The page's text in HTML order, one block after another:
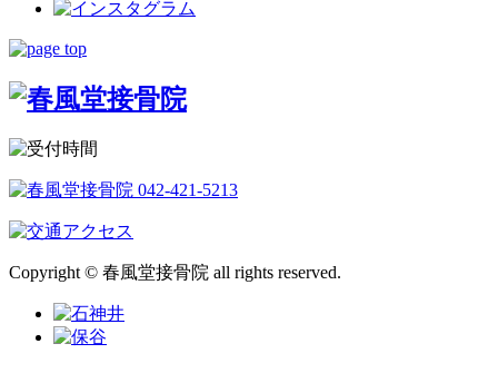
Copyright © 春風堂接骨院 all rights reserved.